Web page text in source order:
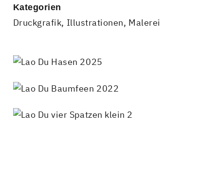
Kategorien
Druckgrafik, Illustrationen, Malerei